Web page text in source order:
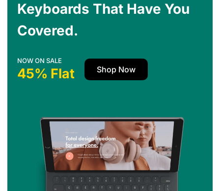
Keyboards That Have You
Covered.
NOW ON SALE
45% Flat Shop Now